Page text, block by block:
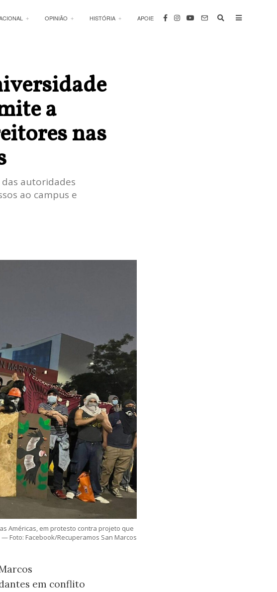
OPINIÃO HISTÓRIA APOIE
a
nas
autoridades
ao campus e
Américas, em protesto contra projeto que
Foto: Facebook/Recuperamos San Marcos
em conflito